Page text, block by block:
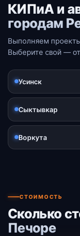
КИПиА и
городам
Выполняем
Выберите свой —
Усинск
Сыктывкар
Воркута
СТОИМОСТЬ
Сколько
Печоре